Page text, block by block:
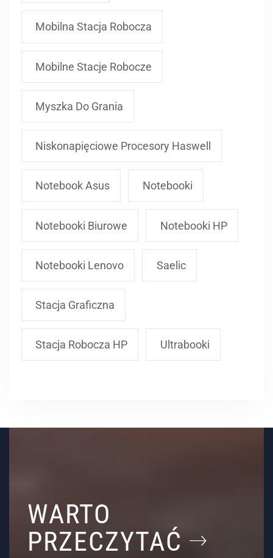
Mobilna Stacja Robocza
Mobilne Stacje Robocze
Myszka Do Grania
Niskonapięciowe Procesory Haswell
Notebook Asus Notebooki
Notebooki Biurowe Notebooki HP
Notebooki Lenovo Saelic
Stacja Graficzna
Stacja Robocza HP Ultrabooki
WARTO
PRZECZYTAĆ